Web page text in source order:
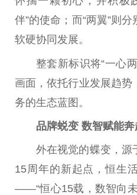
伴”的使命；而“两翼”则
软硬协同发展。
整套新标识将“一心
画面，依托行业发展趋势
务的生态蓝图。
品牌蜕变 数智赋能
外在视觉的蝶变，源
15周年的新起点，恒生
——“恒心15载，数智向